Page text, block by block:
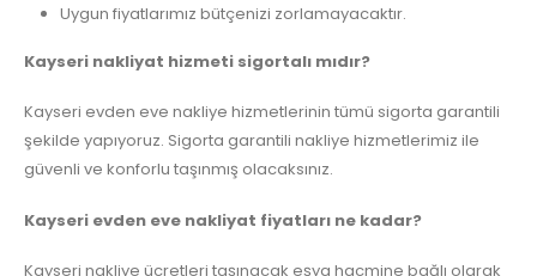
Uygun fiyatlarımız bütçenizi zorlamayacaktır.
Kayseri nakliyat hizmeti sigortalı mıdır?
Kayseri evden eve nakliye hizmetlerinin tümü sigorta garantili
şekilde yapıyoruz. Sigorta garantili nakliye hizmetlerimiz ile
güvenli ve konforlu taşınmış olacaksınız.
Kayseri evden eve nakliyat fiyatları ne kadar?
Kayseri nakliye ücretleri taşınacak eşya hacmine bağlı olarak